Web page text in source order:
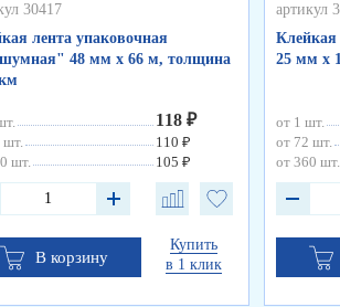
30417
лента упаковочная
48 мм х 66 м, толщина
118 ₽
шт.
110 ₽
шт.
105 ₽
В корзину
Купить
в 1 клик
артикул
Клейкая
25 мм х
от 1 шт.
от 72 шт.
от 360 шт.